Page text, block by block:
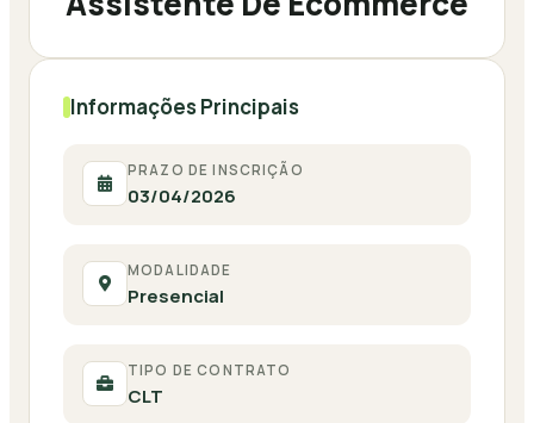
Informações Principais
PRAZO DE INSCRIÇÃO
03/04/2026
MODALIDADE
Presencial
TIPO DE CONTRATO
CLT